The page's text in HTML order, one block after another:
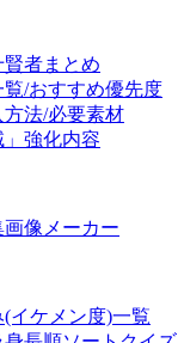
者まとめ
/おすすめ優先度
法/必要素材
」強化内容
像メーカー
イケメン度)一覧